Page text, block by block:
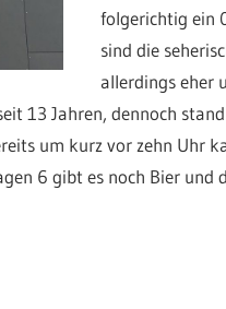
folgerichtig ein
sind die
allerdings eher
13 Jahren, dennoch
um kurz vor zehn Uhr
6 gibt es noch Bier und